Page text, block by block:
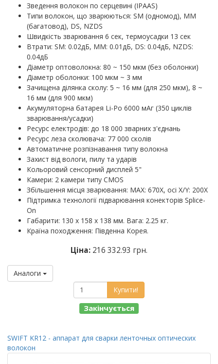
Зведення волокон по серцевині (IPAAS)
Типи волокон, що зварюються: SM (одномод), MM
(багатовод), DS, NZDS
Швидкість зварювання 6 сек, термоусадки 13 сек
Втрати: SM: 0.02дБ, MM: 0.01дБ, DS: 0.04дБ, NZDS:
0.04дБ
Діаметр оптоволокна: 80 ~ 150 мкм (без оболонки)
Діаметр оболонки: 100 мкм ~ 3 мм
Зачищена ділянка сколу: 5 ~ 16 мм (для 250 мкм), 8 ~
16 мм (для 900 мкм)
Акумуляторна батарея Li-Po 6000 мАг (350 циклів
зварювання/усадки)
Ресурс електродів: до 18 000 зварних з'єднань
Ресурс леза сколювача: 77 000 сколів
Автоматичне розпізнавання типу волокна
Захист від вологи, пилу та ударів
Кольоровий сенсорний дисплей 5"
Камери: 2 камери типу CMOS
Збільшення місця зварювання: MAX: 670X, осі X/Y: 200X
Підтримка технології підварювання конекторів Splice-
On
Габарити: 130 х 158 х 138 мм. Вага: 2.25 кг.
Країна походження: Південна Корея.
Ціна: 216 332.93 грн.
Аналоги
Купити!
Закінчується
SWIFT KR12 - аппарат для сварки ленточных оптических
волокон